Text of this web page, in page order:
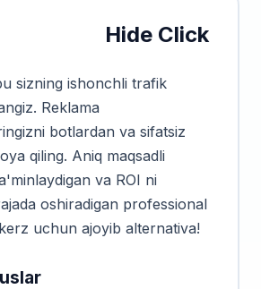
Hide Click
sizning ishonchli trafik
Reklama
botlardan va sifatsiz
qiling. Aniq maqsadli
va ROI ni
oshiradigan professional
uchun ajoyib alternativa!